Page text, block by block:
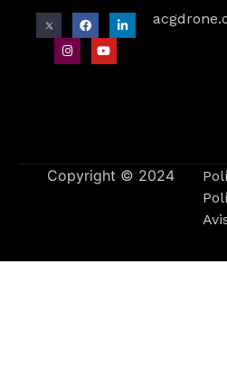
Copyright © 2024